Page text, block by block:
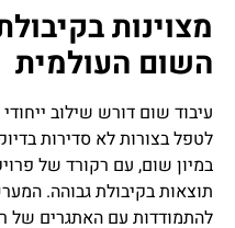
מצוינות
השום העולמית
עיבוד שום דורש שילוב
לטפל בצורות לא סדירות
במיון שום, עם רקורד של
תוצאות בקיבולת גבוהה.
להתמודדות עם האתגרים של